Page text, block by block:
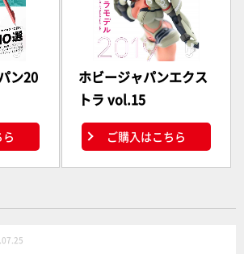
ン20
ホビージャパンエクス
トラ vol.15
ご購入はこちら